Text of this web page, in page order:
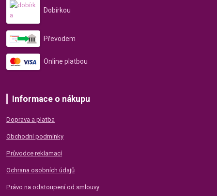
Dobírkou
Převodem
Online platbou
Informace o nákupu
Doprava a platba
Obchodní podmínky
Průvodce reklamací
Ochrana osobních údajů
Právo na odstoupení od smlouvy